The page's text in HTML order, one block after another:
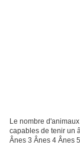
Le nombre
capables de tenir un
Ânes 3 Ânes 4 Ânes